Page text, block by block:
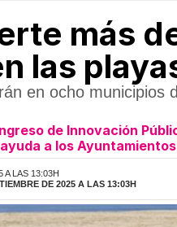
más
las
en ocho
de Innovación
a los
A LAS 13:03H
DE 2025 A LAS 13:03H